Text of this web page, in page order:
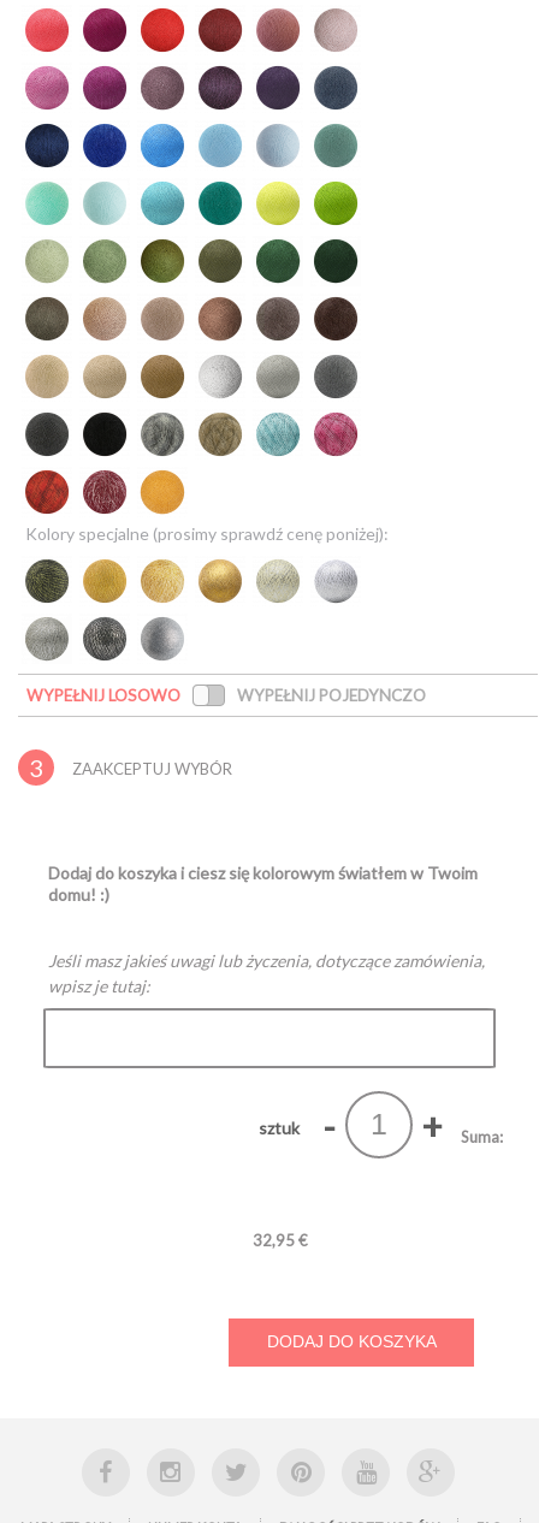
Kolory specjalne (prosimy sprawdź cenę poniżej):
WYPEŁNIJ LOSOWO WYPEŁNIJ POJEDYNCZO
3 ZAAKCEPTUJ WYBÓR
Dodaj do koszyka i ciesz się kolorowym światłem w Twoim
domu! :)
Jeśli masz jakieś uwagi lub życzenia, dotyczące zamówienia,
wpisz je tutaj:
sztuk - + Suma:
32,95 €
DODAJ DO KOSZYKA